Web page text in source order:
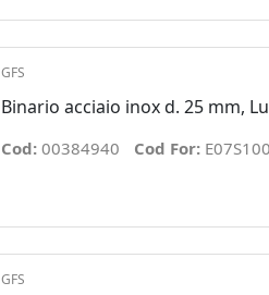
GFS
Binario acciaio inox d. 25 mm,
Cod: 00384940 Cod For:
GFS